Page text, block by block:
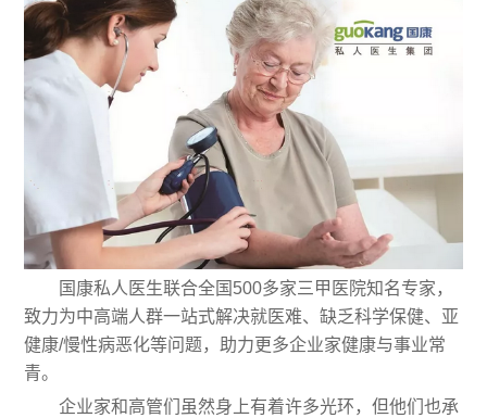
国康私人医生联合全国500多家三甲医院知名专家，
致力为中高端人群一站式解决就医难、缺乏科学保健、亚
健康/慢性病恶化等问题，助力更多企业家健康与事业常
青。
企业家和高管们虽然身上有着许多光环，但他们也承